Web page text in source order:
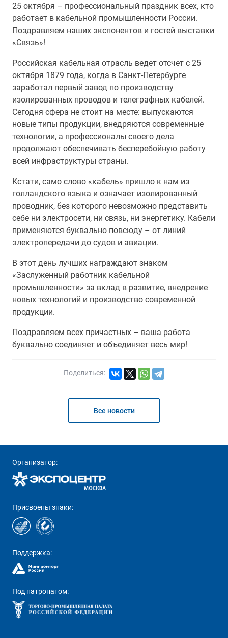
25 октября – профессиональный праздник всех, кто
работает в кабельной промышленности России.
Поздравляем наших экспонентов и гостей выставки
«Связь»!
Российская кабельная отрасль ведет отсчет с 25
октября 1879 года, когда в Санкт-Петербурге
заработал первый завод по производству
изолированных проводов и телеграфных кабелей.
Сегодня сфера не стоит на месте: выпускаются
новые типы продукции, внедряются современные
технологии, а профессионалы своего дела
продолжают обеспечивать бесперебойную работу
всей инфраструктуры страны.
Кстати, само слово «кабель» пришло к нам из
голландского языка и означает изолированный
проводник, без которого невозможно представить
себе ни электросети, ни связь, ни энергетику. Кабели
применяются буквально повсюду – от линий
электропередачи до судов и авиации.
В этот день лучших награждают знаком
«Заслуженный работник кабельной
промышленности» за вклад в развитие, внедрение
новых технологий и производство современной
продукции.
Поздравляем всех причастных – ваша работа
буквально соединяет и объединяет весь мир!
Поделиться:
Все новости
Организатор:
Присвоены знаки:
Поддержка:
Под патронатом: